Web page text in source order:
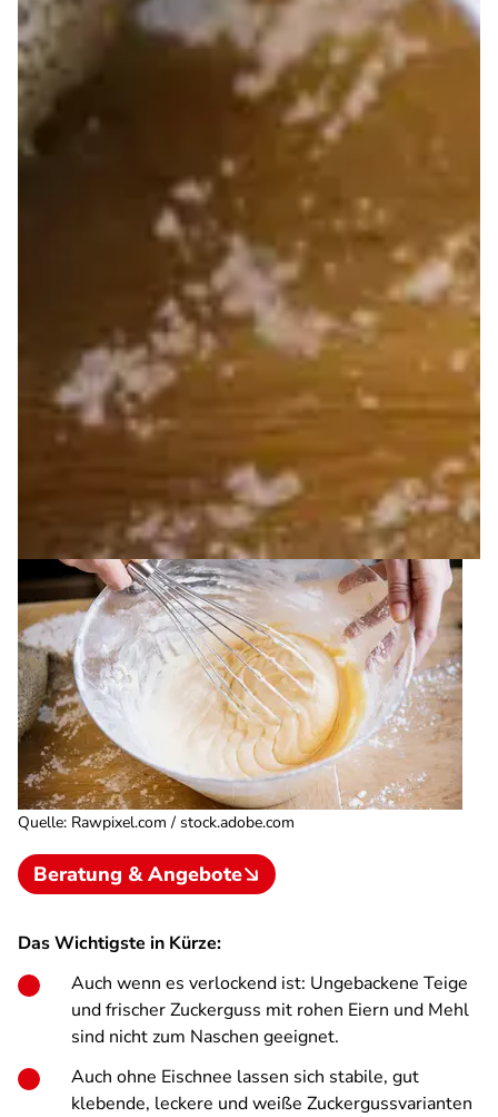
Quelle: Rawpixel.com / stock.adobe.com
Beratung & Angebote
Das Wichtigste in Kürze:
Auch wenn es verlockend ist: Ungebackene Teige
und frischer Zuckerguss mit rohen Eiern und Mehl
sind nicht zum Naschen geeignet.
Auch ohne Eischnee lassen sich stabile, gut
klebende, leckere und weiße Zuckergussvarianten